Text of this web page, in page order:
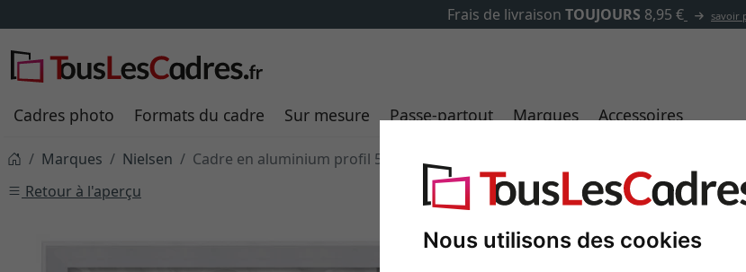
Nous utilisons des cookies
✓500 000 articles au choix
Cadres photo Formats du cadre Sur mesure Passe-partout Marques Accessoires
Marques Nielsen
Cadre en aluminium profil 56
Retour à l'aperçu
Cadre en